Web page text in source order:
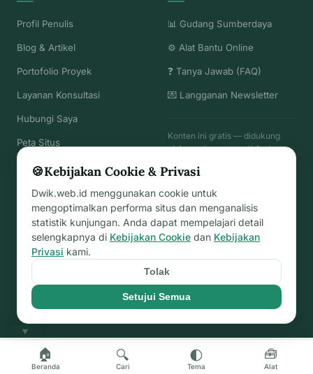
Profil Penulis
Blog & Artikel
Portofolio Proyek
Layanan Konsultasi
Hubungi Saya
Peta Situs
📊 Gudang Sumberdaya
⚙️ Alat Bantu Online
❓ Tanya Jawab (FAQ)
💌 Langganan Newsletter
Konten ini gratis — didukung
oleh pembaca seperti Anda.
☕Traktir Kopi Hitam
© 2026
· Terakhir diperbarui: 20 Jun 2026
Cookie
Peta Situs
sekarang
▼
🏠
Beranda
🔍
Cari
🌓
Tema
🧰
Alat
🍪Kebijakan Cookie & Privasi
Dwik.web.id menggunakan cookie untuk
mengoptimalkan performa situs dan menganalisis
statistik kunjungan. Anda dapat mempelajari detail
selengkapnya di Kebijakan Cookie dan Kebijakan
Privasi kami.
Tolak
Setujui Semua